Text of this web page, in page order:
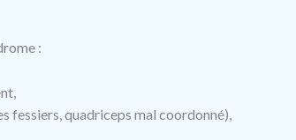
:
fessiers, quadriceps mal coordonné),